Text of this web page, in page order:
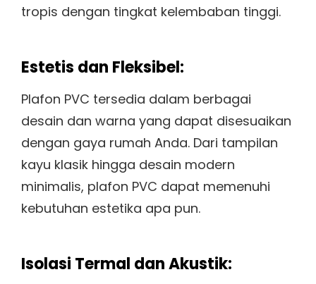
tropis dengan tingkat kelembaban tinggi.
Estetis dan Fleksibel:
Plafon PVC tersedia dalam berbagai
desain dan warna yang dapat disesuaikan
dengan gaya rumah Anda. Dari tampilan
kayu klasik hingga desain modern
minimalis, plafon PVC dapat memenuhi
kebutuhan estetika apa pun.
Isolasi Termal dan Akustik: